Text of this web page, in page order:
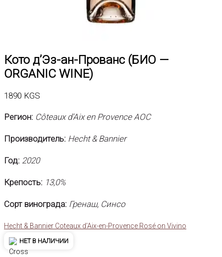
Кото д’Эз-ан-Прованс (БИО —
ORGANIC WINE)
1890 KGS
Регион: Côteaux d’Aix en Provence AOC
Производитель: Hecht & Bannier
Год: 2020
Крепость: 13,0%
Сорт винограда: Гренаш, Синсо
Hecht & Bannier Coteaux d’Aix-en-Provence Rosé on Vivino
НЕТ В НАЛИЧИИ